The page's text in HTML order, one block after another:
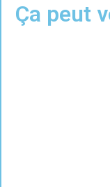
Ça peut